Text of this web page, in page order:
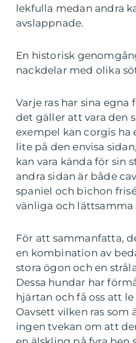
lekfulla medan andra
avslappnade.
En historisk
nackdelar med olika
Varje ras har sina
det gäller att vara den
exempel kan corgis ha
lite på den envisa
kan vara kända för sin
andra sidan är både
spaniel och bichon
vänliga och lättsamma
För att sammanfatta,
en kombination av
stora ögon och en
Dessa hundar har
hjärtan och få oss att
Oavsett vilken ras
ingen tvekan om att